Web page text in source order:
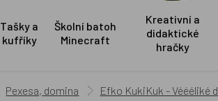
Tašky a
kufříky
Školní batoh
Minecraft
Kreativní a
didaktické
hračky
Pexesa, domina Efko KukiKuk - Véééliké